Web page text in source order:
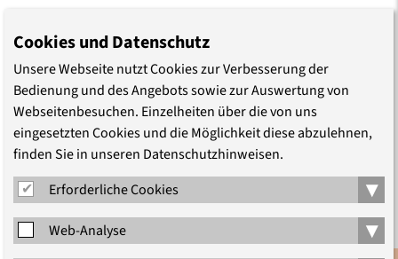
2026
8
Sep
Katholische Akademie in Berlin
Berlin wählt! I AUSGEBUCHT
Die Kirchen laden ein
Berlin wählt. Und es geht um viel: Wie wollen wir in Berlin
zusammenleben? Was bedeutet Gemeinwohl in einer Stadt, in
Cookies und Datenschutz
Unsere Webseite nutzt Cookies zur Verbesserung der
Bedienung und des Angebots sowie zur Auswertung von
Webseitenbesuchen. Einzelheiten über die von uns
eingesetzten Cookies und die Möglichkeit diese abzulehnen,
finden Sie in unseren Datenschutzhinweisen.
Erforderliche Cookies
▾
Web-Analyse ▾